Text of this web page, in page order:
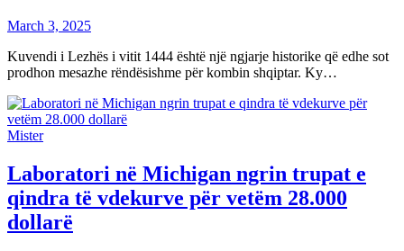
March 3, 2025
Kuvendi i Lezhës i vitit 1444 është një ngjarje historike që edhe sot
prodhon mesazhe rëndësishme për kombin shqiptar. Ky…
Mister
Laboratori në Michigan ngrin trupat e
qindra të vdekurve për vetëm 28.000
dollarë